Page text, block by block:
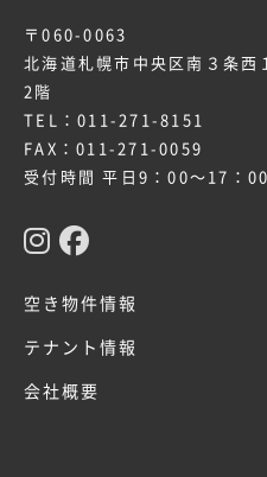
〒060-0063
北海道札幌市中央区南３条
2階
TEL： 011-271-8151
FAX：011-271-0059
受付時間 平日9：00～17：00
空き物件情報
テナント情報
会社概要